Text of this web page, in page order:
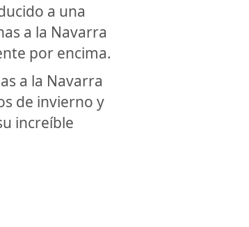
a una
a la Navarra
por encima.
a la Navarra
de invierno y
increíble